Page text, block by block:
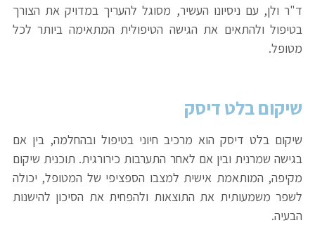
ד"ר ולן, עם ניסיונו העשיר, מסוגל להעריך במדויק את הצורך
בטיפול ולהתאים את הגישה הטיפולית המתאימה ביותר לכל
מטופל.
שיקום בלט דיסק
שיקום בלט דיסק הוא מרכיב חיוני בטיפול ובהחלמה, בין אם
בגישה שמרנית ובין אם לאחר התערבות כירורגית. תוכנית שיקום
מקיפה, המותאמת אישית למצבו הספציפי של המטופל, יכולה
לשפר משמעותית את התוצאות ולהפחית את הסיכון להישנות
הבעיה.